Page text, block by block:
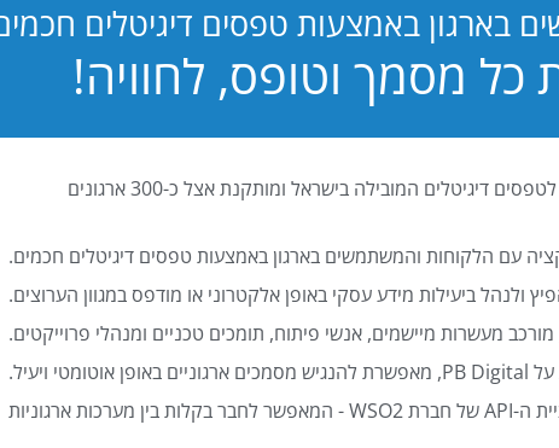
בארגון באמצעות טפסים דיגיטלים
PB Digital (PrintBOS Digital) הינה המערכת לטפסים דיגיטלים המובילה בישראל ומותקנת אצל כ-300 ארגונים
עם הלקוחות והמשתמשים בארגון באמצעות טפסים דיגיטלים חכמים.
ולנהל ביעילות מידע עסקי באופן אלקטרוני או מודפס במגוון הערוצים.
מעשרות מיישמים, אנשי פיתוח, תומכים טכניים ומנהלי פרוייקטים.